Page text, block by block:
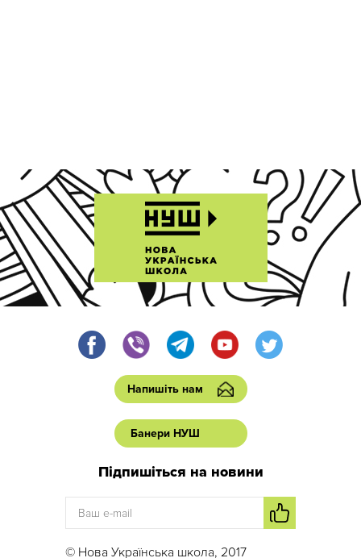
Напишіть нам
Банери НУШ
Підпишіться на новини
© Нова Українська школа, 2017